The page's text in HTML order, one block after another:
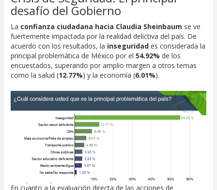
desafío del Gobierno
La confianza ciudadana hacia Claudia Sheinbaum se ve
fuertemente impactada por la realidad delictiva del país. De
acuerdo con los resultados, la inseguridades considerada la
principal problemática de México por el 54.92% de los
encuestados, superando por amplio margen a otros temas
como la salud (12.77%) y la economía (6.01%).
En cuanto a la evaluación directa de las acciones de